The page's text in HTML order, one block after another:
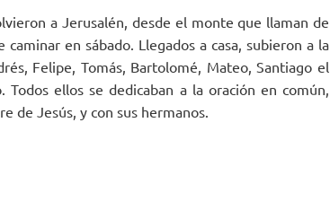
a Jerusalén, desde el monte que llaman de
en sábado. Llegados a casa, subieron a la
Felipe, Tomás, Bartolomé, Mateo, Santiago el
ellos se dedicaban a la oración en común,
de Jesús, y con sus hermanos.